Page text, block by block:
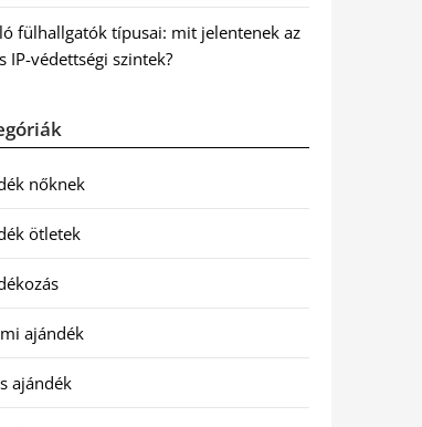
fülhallgatók típusai: mit jelentenek az
IP-védettségi szintek?
nőknek
ötletek
ajándék
ajándék